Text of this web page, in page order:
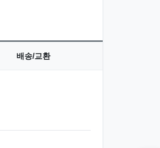
배송/교환